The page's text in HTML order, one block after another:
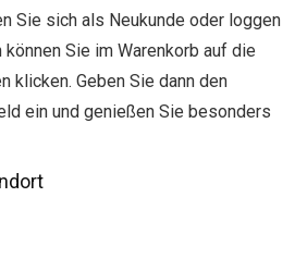
Sie sich als Neukunde oder loggen
können Sie im Warenkorb auf die
klicken. Geben Sie dann den
ein und genießen Sie besonders